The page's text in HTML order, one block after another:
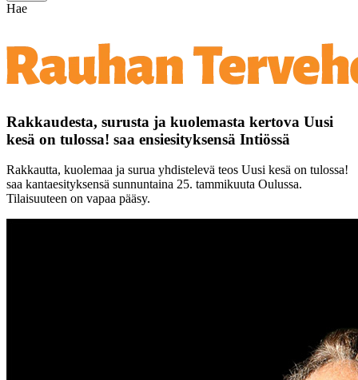
Hae
Rakkaudesta, surusta ja kuolemasta kertova Uusi
kesä on tulossa! saa ensiesityksensä Intiössä
Rakkautta, kuolemaa ja surua yhdistelevä teos Uusi kesä on tulossa!
saa kantaesityksensä sunnuntaina 25. tammikuuta Oulussa.
Tilaisuuteen on vapaa pääsy.